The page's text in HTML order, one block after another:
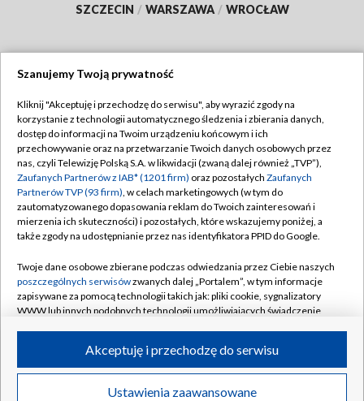
SZCZECIN / WARSZAWA / WROCŁAW
TVP
Abonament TVP
Emisja w TVP
Centrum informacji TVP
Naziemna Telewizja Cyfrowa
Rada Programowa
System NOS
Informacje o nadawcy
Program dla prasy
Regulamin TVP
Polityka prywatności
Moje zgody
Pomoc
Kontakt
Kanały
©2026 Telewizja Polska S.A. w likwidacji
Szanujemy Twoją prywatność
Kliknij "Akceptuję i przechodzę do serwisu", aby wyrazić zgody na
korzystanie z technologii automatycznego śledzenia i zbierania danych,
dostęp do informacji na Twoim urządzeniu końcowym i ich
przechowywanie oraz na przetwarzanie Twoich danych osobowych przez
nas, czyli Telewizję Polską S.A. w likwidacji (zwaną dalej również „TVP”),
Zaufanych Partnerów z IAB* (1201 firm) oraz pozostałych Zaufanych
Partnerów TVP (93 firm), w celach marketingowych (w tym do
zautomatyzowanego dopasowania reklam do Twoich zainteresowań i
mierzenia ich skuteczności) i pozostałych, które wskazujemy poniżej, a
także zgody na udostępnianie przez nas identyfikatora PPID do Google.
Twoje dane osobowe zbierane podczas odwiedzania przez Ciebie naszych
poszczególnych serwisówzwanych dalej „Portalem”, w tym informacje
zapisywane za pomocą technologii takich jak: pliki cookie, sygnalizatory
WWW lub innych podobnych technologii umożliwiających świadczenie
ruchu w Internecie.
Twoje dane osobowe zbierane podczas odwiedzania przez Ciebie
Ustawienia zaawansowane
Akceptuję i przechodzę do serwisu